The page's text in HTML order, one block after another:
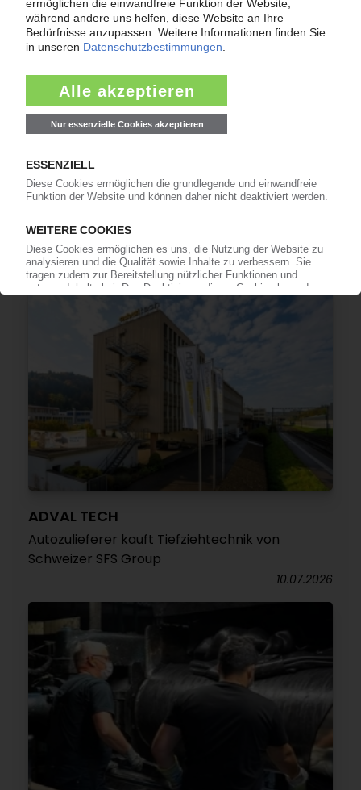
GRAMMER
Ergebnis im zweiten Quartal verdoppelt
13.07.2026
ADVAL TECH
Autozulieferer kauft Tiefziehtechnik von
Schweizer SFS Group
10.07.2026